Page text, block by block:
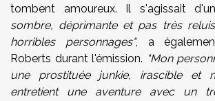
tombent amoureux. Il s'agissait
sombre, déprimante et pas très
horribles personnages", a
Roberts durant l'émission. "Mon
une prostituée junkie, irascible et
entretient une aventure avec un